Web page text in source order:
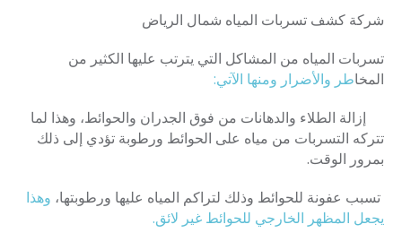
شركة كشف تسربات المياه شمال الرياض
تسربات المياه من المشاكل التي يترتب عليها الكثير من
المخاطر والأضرار ومنها الآتي:
إزالة الطلاء والدهانات من فوق الجدران والحوائط، وهذا لما
تتركه التسربات من مياه على الحوائط ورطوبة تؤدي إلى ذلك
بمرور الوقت.
تسبب عفونة للحوائط وذلك لتراكم المياه عليها ورطوبتها، وهذا
يجعل المظهر الخارجي للحوائط غير لائق.